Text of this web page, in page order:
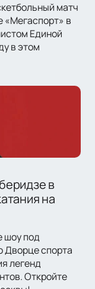
матч
«Мегаспорт» в
Единой
в этом
в
на
шоу под
Дворце спорта
легенд
Откройте